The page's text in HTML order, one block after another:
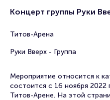
Концерт группы Руки
Титов-Арена
Руки Вверх - Группа
Мероприятие относится к
состоится с 16 ноября 2022
Титов-Арене. На этой